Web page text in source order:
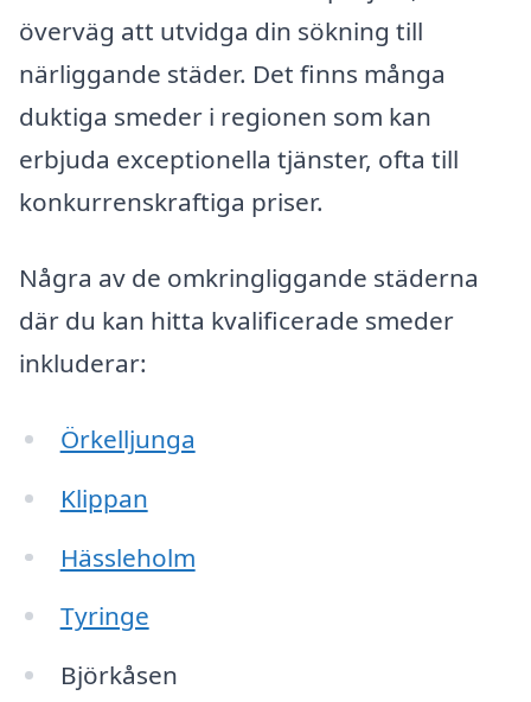
överväg att utvidga din sökning till
närliggande städer. Det finns många
duktiga smeder i regionen som kan
erbjuda exceptionella tjänster, ofta till
konkurrenskraftiga priser.
Några av de omkringliggande städerna
där du kan hitta kvalificerade smeder
inkluderar:
Örkelljunga
Klippan
Hässleholm
Tyringe
Björkåsen